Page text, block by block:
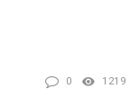
0 1219